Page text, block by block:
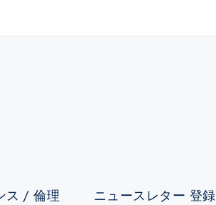
ス / 倫理
ニュースレター 登録